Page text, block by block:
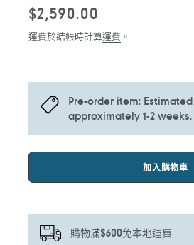
定
價
$2,590.00
運費於結帳時計算運費 。
Pre-order item:
approximately 1-2 weeks.
加入購物車
購物滿$600免本地運費